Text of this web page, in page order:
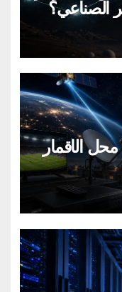
الصناعي؟
الأقمار